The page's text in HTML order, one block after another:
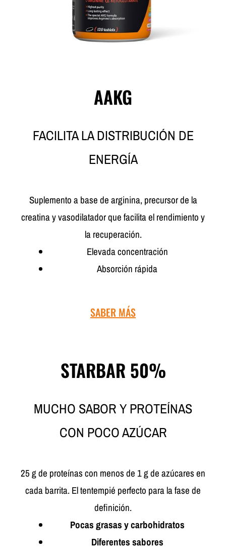
AAKG
FACILITA LA DISTRIBUCIÓN DE
ENERGÍA
Suplemento a base de arginina, precursor de la
creatina y vasodilatador que facilita el rendimiento y
la recuperación.
Elevada concentración
Absorción rápida
SABER MÁS
STARBAR 50%
MUCHO SABOR Y PROTEÍNAS
CON POCO AZÚCAR
25 g de proteínas con menos de 1 g de azúcares en
cada barrita. El tentempié perfecto para la fase de
definición.
Pocas grasas y carbohidratos
Diferentes sabores